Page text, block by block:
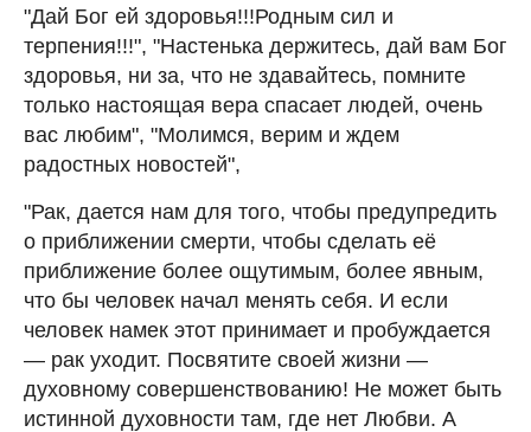
"Дай Бог ей здоровья!!!Родным сил и
терпения!!!", "Настенька держитесь, дай вам Бог
здоровья, ни за, что не здавайтесь, помните
только настоящая вера спасает людей, очень
вас любим", "Молимся, верим и ждем
радостных новостей",
"Рак, дается нам для того, чтобы предупредить
о приближении смерти, чтобы сделать её
приближение более ощутимым, более явным,
что бы человек начал менять себя. И если
человек намек этот принимает и пробуждается
— рак уходит. Посвятите своей жизни —
духовному совершенствованию! Не может быть
истинной духовности там, где нет Любви. А